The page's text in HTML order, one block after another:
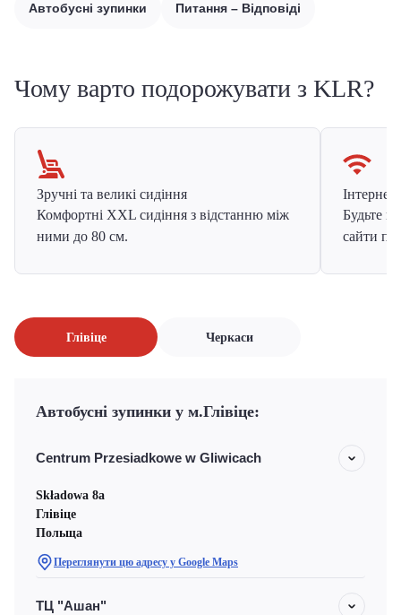
Автобусні зупинки Питання – Відповіді
Чому варто подорожувати з KLR?
Зручні та великі сидіння
Комфортні XXL сидіння з відстанню між
ними до 80 см.
Інтернет
Будьте
сайти
Глівіце Черкаси
Автобусні зупинки у м.Глівіце:
Centrum Przesiadkowe w Gliwicach
Składowa 8a
Глівіце
Польща
Переглянути цю адресу у Google Maps
ТЦ "Ашан"